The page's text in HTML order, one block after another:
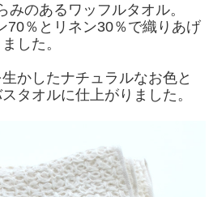
みのあるワッフルタオル。
70％とリネン30％で織りあげ
ました。
かしたナチュラルなお色と
タオルに仕上がりました。